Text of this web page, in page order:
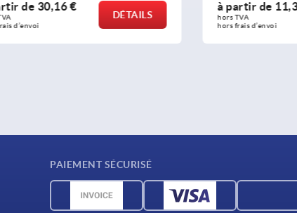
à partir de11,37 €
hors TVA
hors frais d’envoi
DÉTAILS
à partir
hors TVA
hors frais
PAIEMENT SÉCURISÉ